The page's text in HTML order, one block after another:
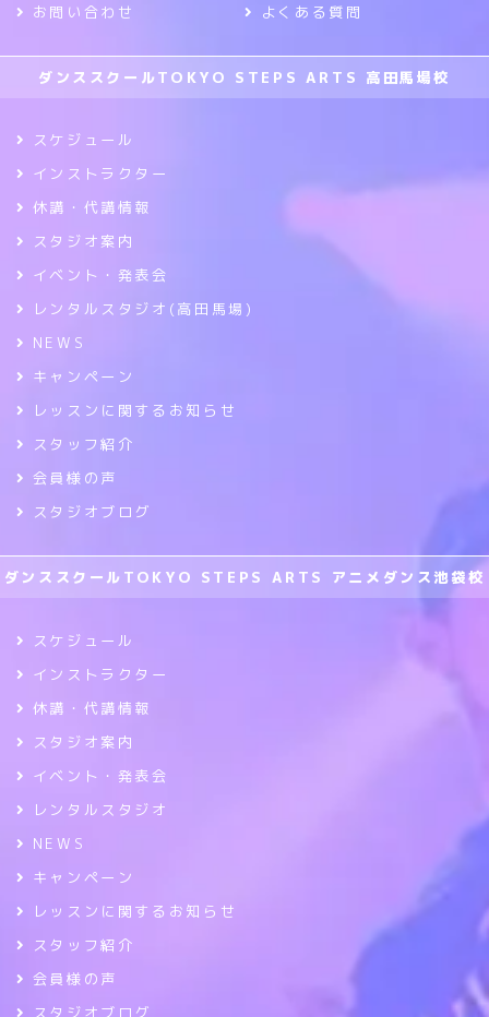
お問い合わせ
よくある質問
ダンススクールTOKYO STEPS ARTS 高田馬場校
スケジュール
インストラクター
休講・代講情報
スタジオ案内
イベント・発表会
レンタルスタジオ(高田馬場)
NEWS
キャンペーン
レッスンに関するお知らせ
スタッフ紹介
会員様の声
スタジオブログ
ダンススクールTOKYO STEPS ARTS アニメダンス池袋校
スケジュール
インストラクター
休講・代講情報
スタジオ案内
イベント・発表会
レンタルスタジオ
NEWS
キャンペーン
レッスンに関するお知らせ
スタッフ紹介
会員様の声
スタジオブログ